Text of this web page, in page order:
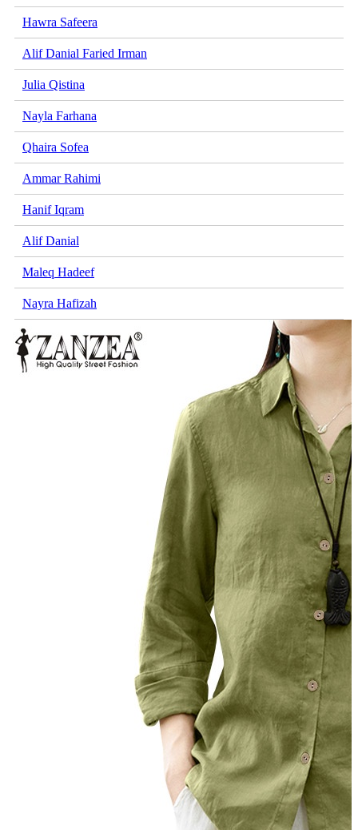
Hawra Safeera
Alif Danial Faried Irman
Julia Qistina
Nayla Farhana
Qhaira Sofea
Ammar Rahimi
Hanif Iqram
Alif Danial
Maleq Hadeef
Nayra Hafizah